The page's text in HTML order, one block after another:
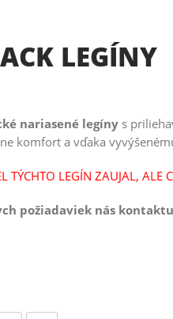
LEGÍNY
nariasené legíny s
komfort a vďaka
TÝCHTO LEGÍN ZAUJAL,
požiadaviek nás